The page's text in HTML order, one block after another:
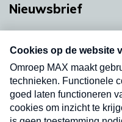
Nieuwsbrief
nieuwsbrief. Elke
uw mailbox.